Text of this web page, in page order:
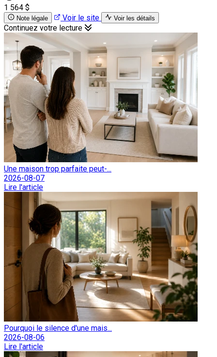
1 564 $
Note légale Voir le site Voir les détails
Continuez votre lecture
Une maison trop parfaite peut-...
2026-08-07
Lire l'article
Pourquoi le silence d'une mais...
2026-08-06
Lire l'article